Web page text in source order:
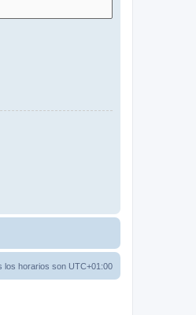
los horarios son UTC+01:00